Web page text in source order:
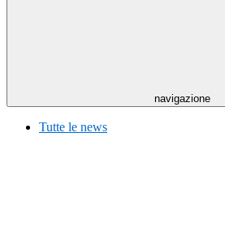
navigazione
Tutte le news